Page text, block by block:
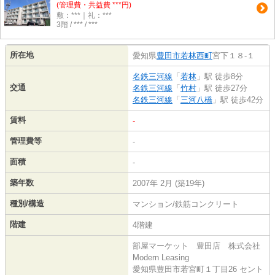
(管理費・共益費 ***円)
敷：***｜礼：***
3階 / *** / ***
所在地 愛知県豊田市若林西町宮下１８-１
交通
名鉄三河線 「 若林 」駅 徒歩8分
名鉄三河線 「 竹村 」駅 徒歩27分
名鉄三河線 「 三河八橋 」駅 徒歩42分
賃料 -
管理費等 -
面積 -
築年数 2007年 2月 (築19年)
種別/構造 マンション/鉄筋コンクリート
階建 4階建
部屋マーケット 豊田店 株式会社
Modern Leasing
愛知県豊田市若宮町１丁目26 セント